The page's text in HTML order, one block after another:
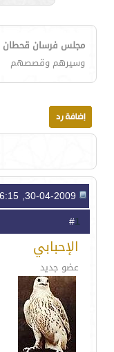
مجلس فرسان قحطان
وسيرهم وقصصهم
1
الإحبابي
عضو جديد